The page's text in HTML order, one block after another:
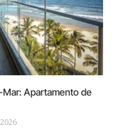
Mar: Apartamento de